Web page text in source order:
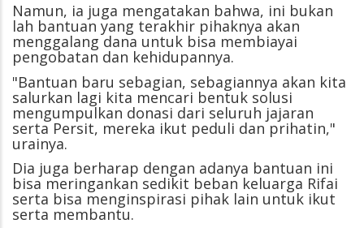
Namun, ia juga mengatakan bahwa, ini bukan
lah bantuan yang terakhir pihaknya akan
menggalang dana untuk bisa membiayai
pengobatan dan kehidupannya.
"Bantuan baru sebagian, sebagiannya akan kita
salurkan lagi kita mencari bentuk solusi
mengumpulkan donasi dari seluruh jajaran
serta Persit, mereka ikut peduli dan prihatin,"
urainya.
Dia juga berharap dengan adanya bantuan ini
bisa meringankan sedikit beban keluarga Rifai
serta bisa menginspirasi pihak lain untuk ikut
serta membantu.